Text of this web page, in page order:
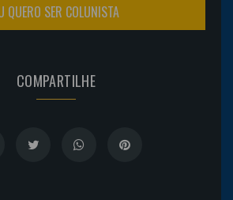
QUERO SER COLUNISTA
COMPARTILHE